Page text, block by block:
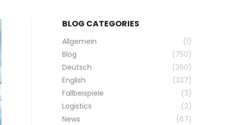
BLOG CATEGORIES
Allgemein
(1)
Blog
(750)
Deutsch
(360)
English
(337)
Fallbeispiele
(3)
Logistics
(2)
News
(67)